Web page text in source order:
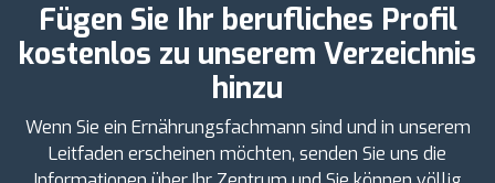
Fügen Sie Ihr berufliches Profil
kostenlos zu unserem Verzeichnis
hinzu
Wenn Sie ein Ernährungsfachmann sind und in unserem
Leitfaden erscheinen möchten, senden Sie uns die